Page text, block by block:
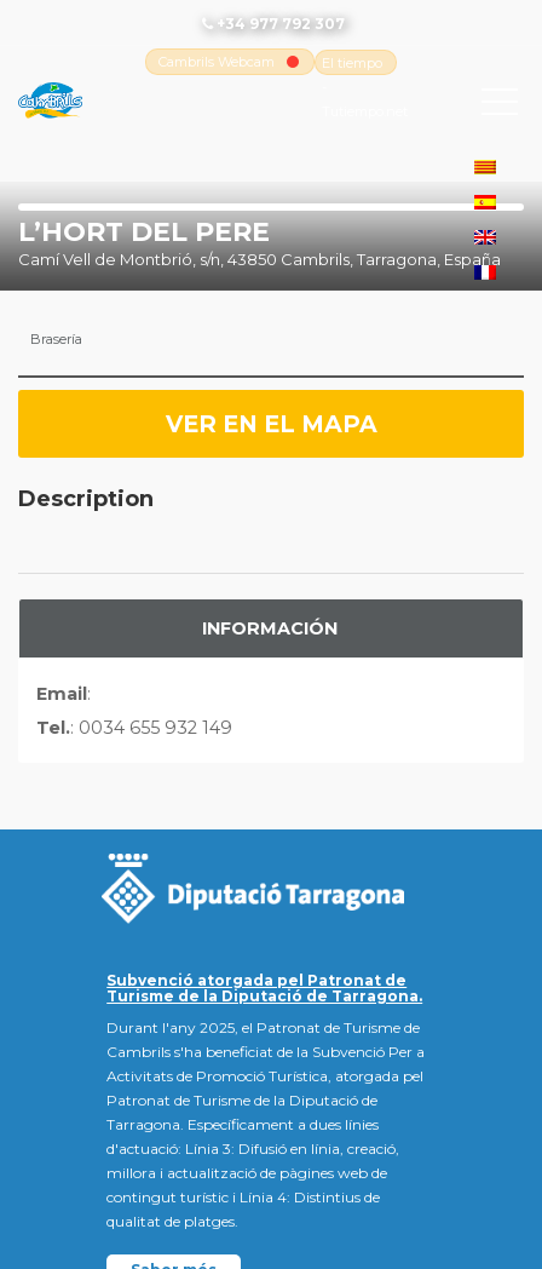
+34 977 792 307
Cambrils Webcam
El tiempo
L’HORT DEL PERE
Camí Vell de Montbrió, s/n, 43850 Cambrils, Tarragona, España
Brasería
VER EN EL MAPA
Description
INFORMACIÓN
Email:
Tel.: 0034 655 932 149
Subvenció atorgada pel Patronat de
Turisme de la Diputació de Tarragona.
Durant l'any 2025, el Patronat de Turisme de
Cambrils s'ha beneficiat de la Subvenció Per a
Activitats de Promoció Turística, atorgada pel
Patronat de Turisme de la Diputació de
Tarragona. Específicament a dues línies
d'actuació: Línia 3: Difusió en línia, creació,
millora i actualització de pàgines web de
contingut turístic i Línia 4: Distintius de
qualitat de platges.